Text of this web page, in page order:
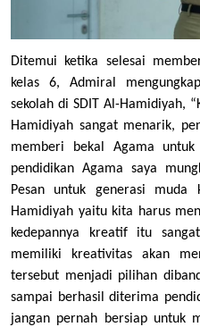
Ditemui ketika selesai
kelas 6, Admiral
sekolah di SDIT Al-Hamidiyah,
Hamidiyah sangat menarik,
memberi bekal Agama
pendidikan Agama saya
Pesan untuk generasi muda
Hamidiyah yaitu kita harus
kedepannya kreatif itu
memiliki kreativitas akan
tersebut menjadi pilihan
sampai berhasil diterima
jangan pernah bersiap untuk